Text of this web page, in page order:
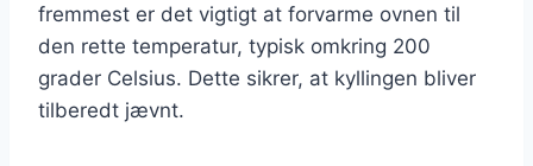
fremmest er det vigtigt at forvarme ovnen til
den rette temperatur, typisk omkring 200
grader Celsius. Dette sikrer, at kyllingen bliver
tilberedt jævnt.